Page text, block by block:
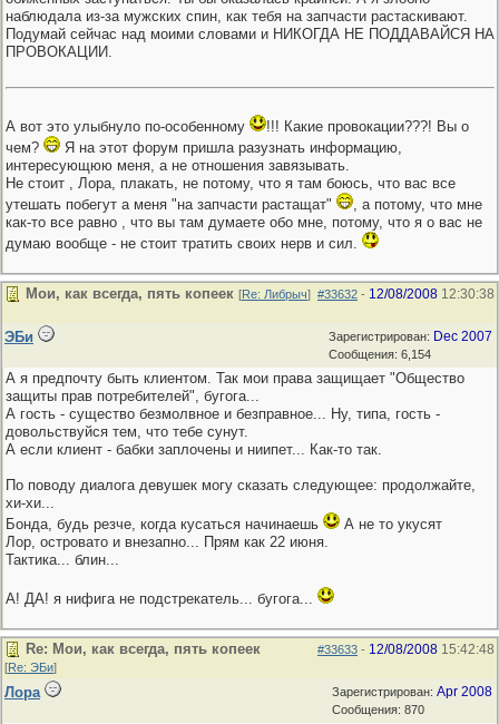
наблюдала из-за мужских спин, как тебя на запчасти растаскивают.
Подумай сейчас над моими словами и НИКОГДА НЕ ПОДДАВАЙСЯ НА
ПРОВОКАЦИИ.
А вот это улыбнуло по-особенному
!!! Какие провокации???! Вы о
чем?
Я на этот форум пришла разузнать информацию,
интересующюю меня, а не отношения завязывать.
Не стоит , Лора, плакать, не потому, что я там боюсь, что вас все
утешать побегут а меня "на запчасти растащат"
, а потому, что мне
как-то все равно , что вы там думаете обо мне, потому, что я о вас не
думаю вообще - не стоит тратить своих нерв и сил.
#33632 - 12/08/2008 12:30:38
Мои, как всегда, пять копеек [Re: Либрыч]
Зарегистрирован: Dec 2007
Сообщения: 6,154
ЭБи
А я предпочту быть клиентом. Так мои права защищает "Общество
защиты прав потребителей", бугога...
А гость - существо безмолвное и безправное... Ну, типа, гость -
довольствуйся тем, что тебе сунут.
А если клиент - бабки заплочены и ниипет... Как-то так.
По поводу диалога девушек могу сказать следующее: продолжайте,
хи-хи...
Бонда, будь резче, когда кусаться начинаешь
А не то укусят
Лор, островато и внезапно... Прям как 22 июня.
Тактика... блин...
А! ДА! я нифига не подстрекатель... бугога...
#33633 - 12/08/2008 15:42:48
Re: Мои, как всегда, пять копеек
[Re: ЭБи]
Зарегистрирован: Apr 2008
Сообщения: 870
Лора